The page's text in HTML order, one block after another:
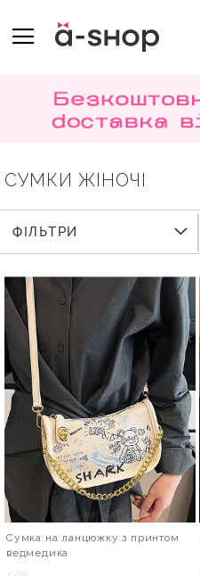
TO
CONTENT
СУМКИ ЖІНОЧІ
Сумка на ланцюжку з принтом
ведмедика
ФІЛЬТРИ